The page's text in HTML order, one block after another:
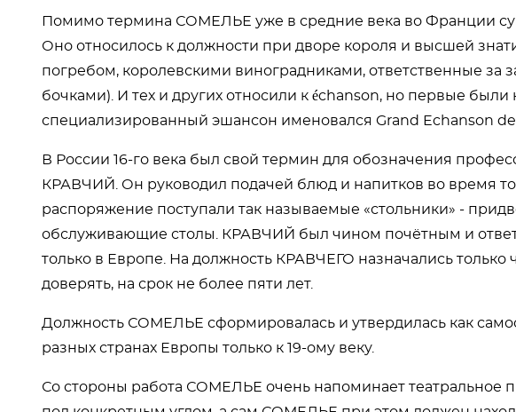
Помимо термина СОМЕЛЬЕ уже в средние века во Франции
Оно относилось к должности при дворе короля и высшей
погребом, королевскими виноградниками, ответственные за
бочками). И тех и других относили к échanson, но первые
специализированный эшансон именовался Grand Echanson
В России 16-го века был свой термин для обозначения
КРАВЧИЙ. Он руководил подачей блюд и напитков во время
распоряжение поступали так называемые «стольники» -
обслуживающие столы. КРАВЧИЙ был чином почётным и
только в Европе. На должность КРАВЧЕГО назначались
доверять, на срок не более пяти лет.
Должность СОМЕЛЬЕ сформировалась и утвердилась как
разных странах Европы только к 19-ому веку.
Со стороны работа СОМЕЛЬЕ очень напоминает театральное